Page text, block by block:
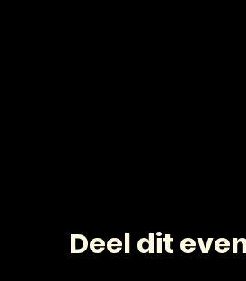
Deel dit